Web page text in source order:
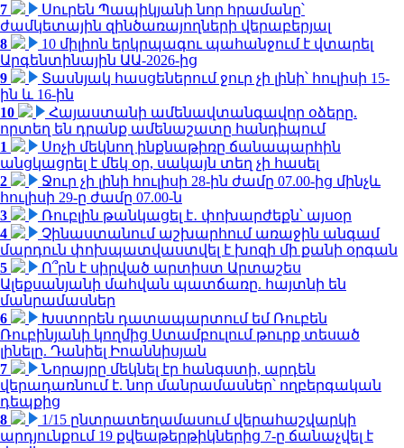
7
Սուրեն Պապիկյանի նոր հրամանը՝
ժամկետային զինծառայողների վերաբերյալ
8
10 միլիոն երկրպագու պահանջում է վտարել
Արգենտինային ԱԱ-2026-ից
9
Տասնյակ հասցեներում ջուր չի լինի՝ հուլիսի 15-
ին և 16-ին
10
Հայաստանի ամենավտանգավոր օձերը.
որտեղ են դրանք ամենաշատը հանդիպում
1
Սոչի մեկնող ինքնաթիռը ճանապարհին
անցկացրել է մեկ օր, սակայն տեղ չի հասել
2
Ջուր չի լինի հուլիսի 28-ին ժամը 07.00-ից մինչև
հուլիսի 29-ը ժամը 07.00-ն
3
Ռուբլին թանկացել է․ փոխարժեքն՝ այսօր
4
Չինաստանում աշխարհում առաջին անգամ
մարդուն փոխպատվաստվել է խոզի մի քանի օրգան
5
Ո՞րն է սիրված արտիստ Արտաշես
Ալեքսանյանի մահվան պատճառը. հայտնի են
մանրամասներ
6
Խստորեն դատապարտում եմ Ռուբեն
Ռուբինյանի կողմից Ստամբուլում թուրք տեսած
լինելը. Դանիել Իոաննիսյան
7
Նորայրը մեկնել էր հանգստի, արդեն
վերադառնում է. նոր մանրամասներ՝ ողբերգական
դեպքից
8
1/15 ընտրատեղամասում վերահաշվարկի
արդյունքում 19 քվեաթերթիկներից 7-ը ճանաչվել է